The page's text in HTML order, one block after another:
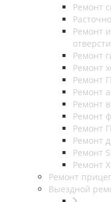
Ремонт
Ремонт
Ремонт
Ремонт
Ремонт
Ремонт
Ремонт
Ремонт
Ремонт
Ремонт
Ремонт
Ремонт
Ремонт
Выездной